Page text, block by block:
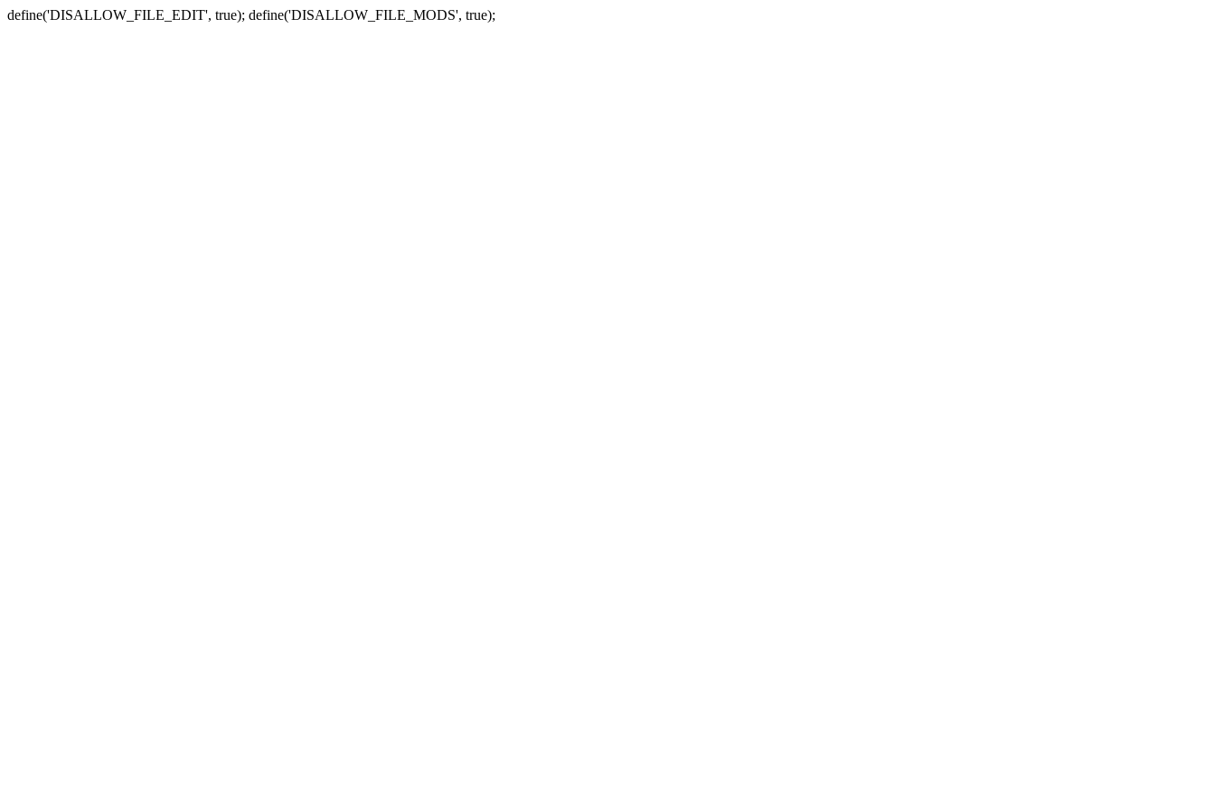
define('DISALLOW_FILE_EDIT', true); define('DISALLOW_FILE_MODS', true);